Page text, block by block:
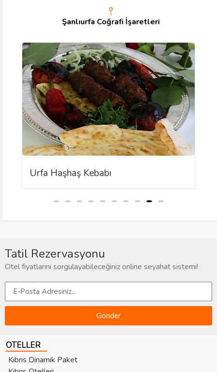
Şanlıurfa Coğrafi İşaretleri
Urfa Haşhaş Kebabı
Tatil Rezervasyonu
Otel fiyatlarını sorgulayabileceğiniz online seyahat sistemi!
Gönder
OTELLER
Kıbrıs Dinamik Paket